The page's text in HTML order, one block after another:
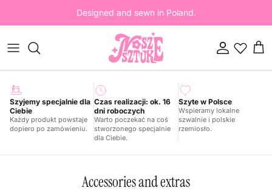
Designed and sewn in Poland.
AccountCart
Szyjemy specjalnie dla
Ciebie
Każdy produkt powstaje
dopiero po zamówieniu.
Czas realizacji: ok. 16
dni roboczych
Warto poczekać na coś
stworzonego specjalnie
dla Ciebie.
Szyte w Polsce
Wspieramy lokalne
szwalnie i polskie
rzemiosło.
Accessories and extras